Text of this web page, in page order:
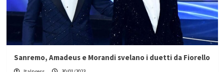
Sanremo, Amadeus e Morandi svelano i duetti da Fiorello